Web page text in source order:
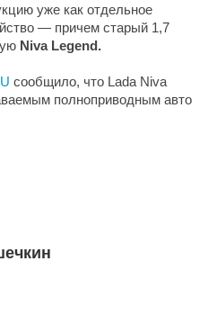
уже как отдельное
— причем старый 1,7
Niva Legend.
сообщило, что Lada Niva
полноприводным авто